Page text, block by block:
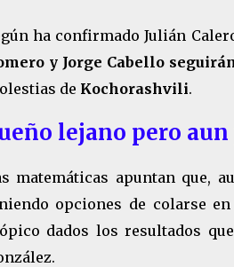
ha confirmado Julián
y Jorge Cabello
de Kochorashvili.
lejano pero
matemáticas apuntan que,
opciones de colarse
dados los resultados